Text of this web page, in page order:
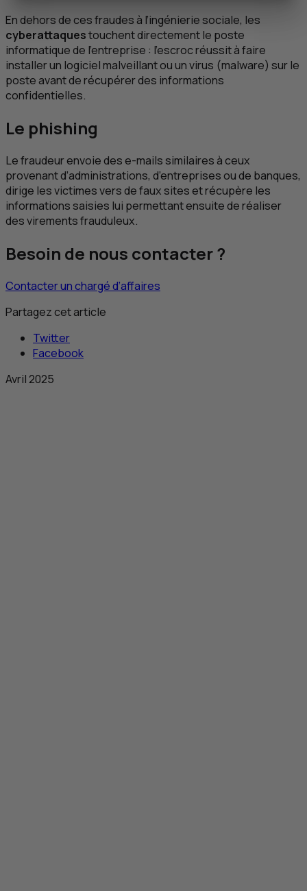
En dehors de ces fraudes à l’ingénierie sociale, les
cyberattaquestouchent directement le poste
informatique de l’entreprise : l’escroc réussit à faire
installer un logiciel malveillant ou un virus (malware) sur le
poste avant de récupérer des informations
confidentielles.
Le phishing
Le fraudeur envoie dese-mails similaires à ceux
provenant d’administrations, d’entreprises ou de banques,
dirige les victimes vers de faux sites et récupère les
informations saisies lui permettant ensuite de réaliser
des virements frauduleux.
Besoin de nous contacter ?
Contacter un chargé d’affaires
Partagez cet article
Twitter
Facebook
Avril 2025